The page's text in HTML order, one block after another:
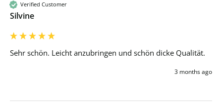
Verified Customer
Silvine
Sehr schön. Leicht anzubringen und schön dicke Qualität.
3 months ago